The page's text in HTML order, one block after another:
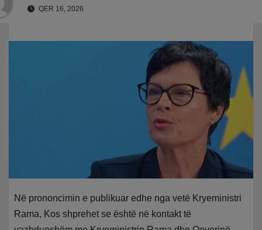
QER 16, 2026
Në prononcimin e publikuar edhe nga vetë Kryeministri
Rama, Kos shprehet se është në kontakt të